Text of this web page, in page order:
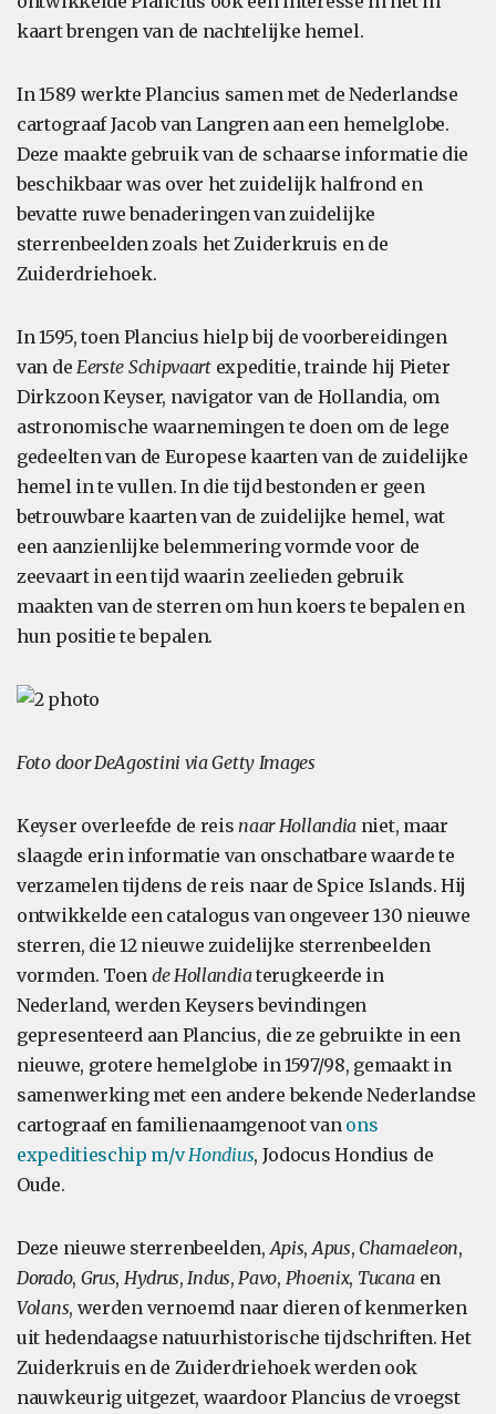
kaart brengen van de nachtelijke hemel.
In 1589 werkte Plancius samen met de Nederlandse
cartograaf Jacob van Langren aan een hemelglobe.
Deze maakte gebruik van de schaarse informatie die
beschikbaar was over het zuidelijk halfrond en
bevatte ruwe benaderingen van zuidelijke
sterrenbeelden zoals het Zuiderkruis en de
Zuiderdriehoek.
In 1595, toen Plancius hielp bij de voorbereidingen
van de Eerste Schipvaartexpeditie, trainde hij Pieter
Dirkzoon Keyser, navigator van de Hollandia, om
astronomische waarnemingen te doen om de lege
gedeelten van de Europese kaarten van de zuidelijke
hemel in te vullen. In die tijd bestonden er geen
betrouwbare kaarten van de zuidelijke hemel, wat
een aanzienlijke belemmering vormde voor de
zeevaart in een tijd waarin zeelieden gebruik
maakten van de sterren om hun koers te bepalen en
hun positie te bepalen.
Foto door DeAgostini via Getty Images
Keyser overleefde de reis naar Hollandia niet, maar
slaagde erin informatie van onschatbare waarde te
verzamelen tijdens de reis naar de Spice Islands. Hij
ontwikkelde een catalogus van ongeveer 130 nieuwe
sterren, die 12 nieuwe zuidelijke sterrenbeelden
vormden. Toen de Hollandiaterugkeerde in
Nederland, werden Keysers bevindingen
gepresenteerd aan Plancius, die ze gebruikte in een
nieuwe, grotere hemelglobe in 1597/98, gemaakt in
samenwerking met een andere bekende Nederlandse
cartograaf en familienaamgenoot van ons
expeditieschip m/vHondius, Jodocus Hondius de
Oude.
Deze nieuwe sterrenbeelden,Apis,Apus, Chamaeleon,
Dorado, Grus, Hydrus,Indus,Pavo, Phoenix, Tucana en
Volans, werden vernoemd naar dieren of kenmerken
uit hedendaagse natuurhistorische tijdschriften. Het
Zuiderkruis en de Zuiderdriehoek werden ook
nauwkeurig uitgezet, waardoor Plancius de vroegst